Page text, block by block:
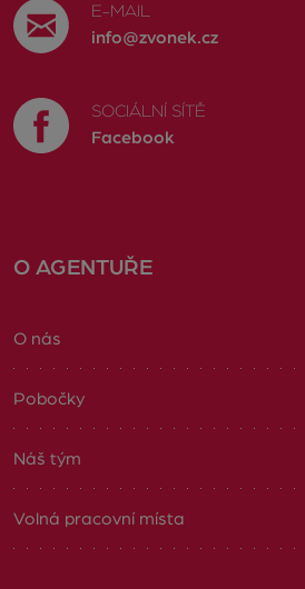
E-MAIL
info@zvonek.cz
SOCIÁLNÍ SÍTĚ
Facebook
O AGENTUŘE
O nás
Pobočky
Náš tým
Volná pracovní místa